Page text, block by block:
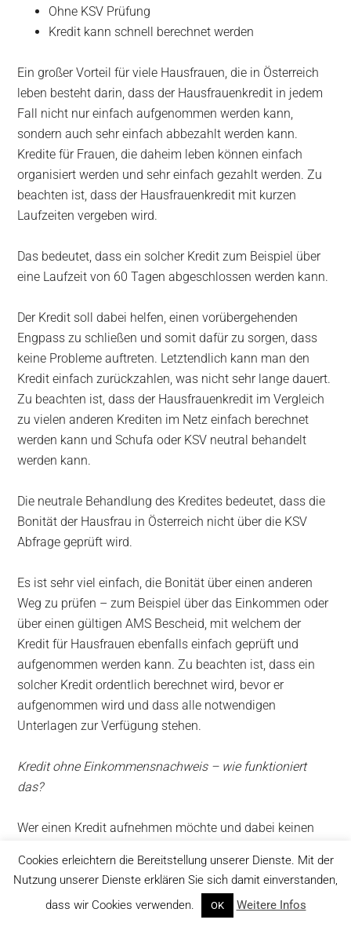
Ohne KSV Prüfung
Kredit kann schnell berechnet werden
Ein großer Vorteil für viele Hausfrauen, die in Österreich
leben besteht darin, dass der Hausfrauenkredit in jedem
Fall nicht nur einfach aufgenommen werden kann,
sondern auch sehr einfach abbezahlt werden kann.
Kredite für Frauen, die daheim leben können einfach
organisiert werden und sehr einfach gezahlt werden. Zu
beachten ist, dass der Hausfrauenkredit mit kurzen
Laufzeiten vergeben wird.
Das bedeutet, dass ein solcher Kredit zum Beispiel über
eine Laufzeit von 60 Tagen abgeschlossen werden kann.
Der Kredit soll dabei helfen, einen vorübergehenden
Engpass zu schließen und somit dafür zu sorgen, dass
keine Probleme auftreten. Letztendlich kann man den
Kredit einfach zurückzahlen, was nicht sehr lange dauert.
Zu beachten ist, dass der Hausfrauenkredit im Vergleich
zu vielen anderen Krediten im Netz einfach berechnet
werden kann und Schufa oder KSV neutral behandelt
werden kann.
Die neutrale Behandlung des Kredites bedeutet, dass die
Bonität der Hausfrau in Österreich nicht über die KSV
Abfrage geprüft wird.
Es ist sehr viel einfach, die Bonität über einen anderen
Weg zu prüfen – zum Beispiel über das Einkommen oder
über einen gültigen AMS Bescheid, mit welchem der
Kredit für Hausfrauen ebenfalls einfach geprüft und
aufgenommen werden kann. Zu beachten ist, dass ein
solcher Kredit ordentlich berechnet wird, bevor er
aufgenommen wird und dass alle notwendigen
Unterlagen zur Verfügung stehen.
Kredit ohne Einkommensnachweis – wie funktioniert
das?
Wer einen Kredit aufnehmen möchte und dabei keinen
nicht so leicht haben, einen passenden Kredit zu
bekommen. In den meisten Fällen ist der
Einkommensnachweis in jedem Fall obligatorisch und
Cookies erleichtern die Bereitstellung unserer Dienste. Mit der
Nutzung unserer Dienste erklären Sie sich damit einverstanden,
dass wir Cookies verwenden.
OK Weitere Infos